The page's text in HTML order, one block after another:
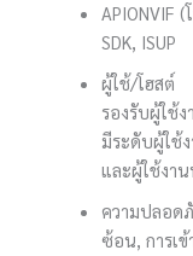
APIONVIF
SDK, ISUP
ผู้ใช้/โฮสต์
รองรับผู้ใช้
มีระดับผู้ใช้
และผู้ใช้งา
ความปลอด
ซ้อน, การเ